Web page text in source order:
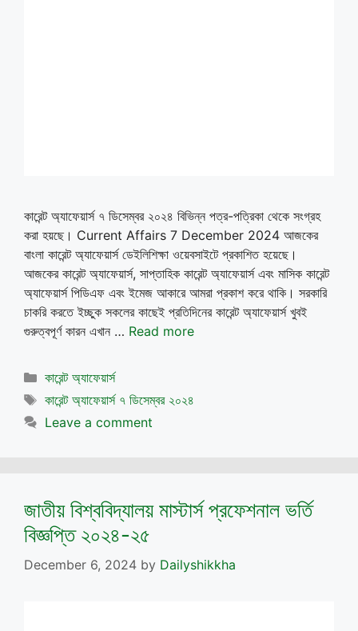
কারেন্ট অ্যাফেয়ার্স ৭ ডিসেম্বর ২০২৪ বিভিন্ন পত্র-পত্রিকা থেকে সংগ্রহ
করা হয়ছে। Current Affairs 7 December 2024 আজকের
বাংলা কারেন্ট অ্যাফেয়ার্স ডেইলিশিক্ষা ওয়েবসাইটে প্রকাশিত হয়েছে।
আজকের কারেন্ট অ্যাফেয়ার্স, সাপ্তাহিক কারেন্ট অ্যাফেয়ার্স এবং মাসিক কারেন্ট
অ্যাফেয়ার্স পিডিএফ এবং ইমেজ আকারে আমরা প্রকাশ করে থাকি। সরকারি
চাকরি করতে ইচ্ছুক সকলের কাছেই প্রতিদিনের কারেন্ট অ্যাফেয়ার্স খুবই
গুরুত্বপূর্ণ কারন এখান … Read more
Categories
কারেন্ট অ্যাফেয়ার্স
Tags
কারেন্ট অ্যাফেয়ার্স ৭ ডিসেম্বর ২০২৪
Leave a comment
জাতীয় বিশ্ববিদ্যালয় মাস্টার্স প্রফেশনাল ভর্তি
বিজ্ঞপ্তি ২০২৪-২৫
December 6, 2024 by Dailyshikkha